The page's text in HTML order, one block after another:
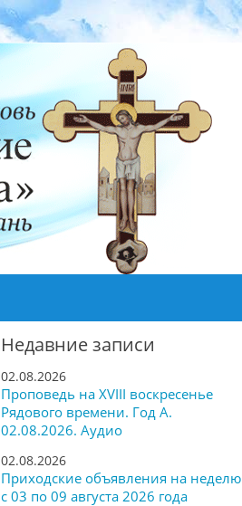
Недавние записи
02.08.2026
Проповедь на XVIII воскресенье
Рядового времени. Год А.
02.08.2026. Аудио
02.08.2026
Приходские объявления на неделю
с 03 по 09 августа 2026 года